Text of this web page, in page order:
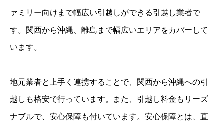
ァミリー向けまで幅広い引越しができる引越し業者で
す。関西から沖縄、離島まで幅広いエリアをカバーして
います。
地元業者と上手く連携することで、関西から沖縄への引
越しも格安で行っています。また、引越し料金もリーズ
ナブルで、安心保障も付いています。安心保障とは、直